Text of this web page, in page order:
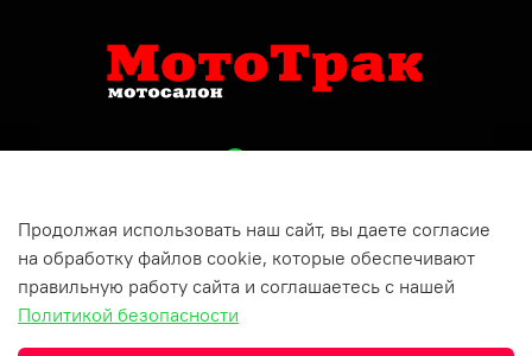
+79809150732
Респ Татарстан, г Бугульма, ул Хусаина Ямашева, д 10
Продолжая использовать наш сайт, вы даете согласие
на обработку файлов cookie, которые обеспечивают
правильную работу сайта и соглашаетесь с нашей
Политикой безопасности